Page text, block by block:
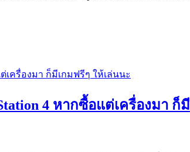
4 หากซื้อแต่เครื่องมา ก็มี